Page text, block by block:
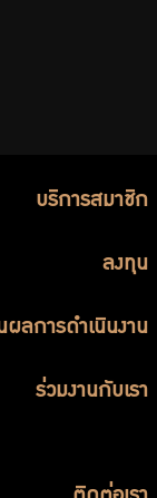
บริการสมาชิก
ลงทุน
ผลการดำเนินงาน
ร่วมงานกับเรา